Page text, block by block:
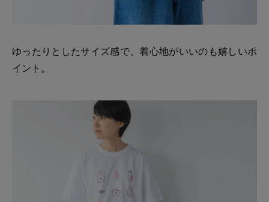
ゆったりとしたサイズ感で、着心地がいいのも嬉しいポ
イント。